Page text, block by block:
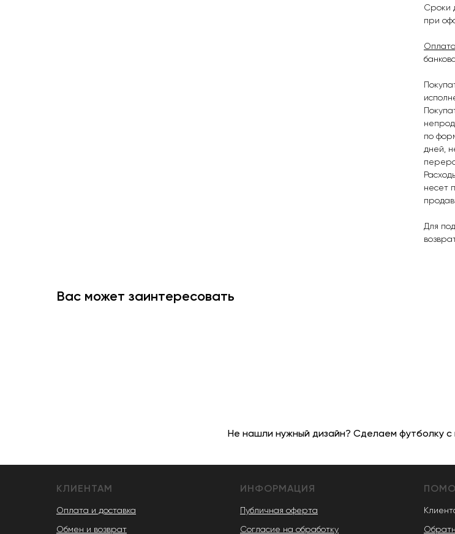
Сроки
при
по
дней,
несет
Для
Вас может заинтересовать
Не нашли нужный дизайн? Сделаем футболку
КЛИЕНТАМ
Оплата и доставка
Обмен и возврат
ИНФОРМАЦИЯ
Публичная оферта
Согласие на обработку